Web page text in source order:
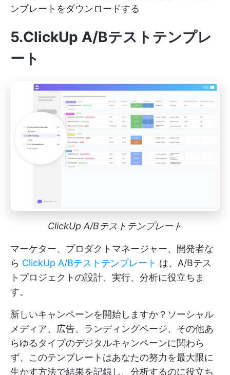
ンプレートをダウンロードする
5.ClickUp A/Bテストテンプレ
ート
ClickUp A/Bテストテンプレート
マーケター、プロダクトマネージャー、開発者な
ら ClickUp A/Bテストテンプレート は、A/Bテス
トプロジェクトの設計、実行、分析に役立ちま
す。
新しいキャンペーンを開始しますか？ソーシャル
メディア、広告、ランディングページ、その他あ
らゆるタイプのデジタルキャンペーンに関わら
ず、このテンプレートはあなたの努力を最大限に
生かす方法で結果を記録し、分析するのに役立ち